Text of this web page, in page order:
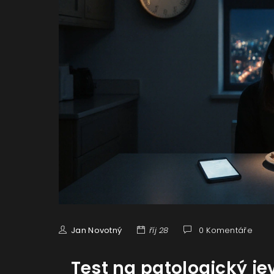
Jan Novotný říj 28 0 Komentáře
Test na patologický